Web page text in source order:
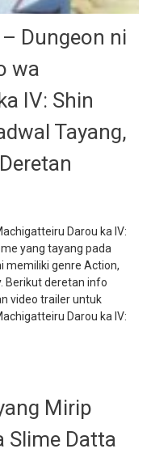
Dungeon ni
wa
IV: Shin
Tayang,
Darou ka IV:
yang tayang pada
memiliki genre Action,
Berikut deretan info
video trailer untuk
Darou ka IV:
Mirip
Slime Datta